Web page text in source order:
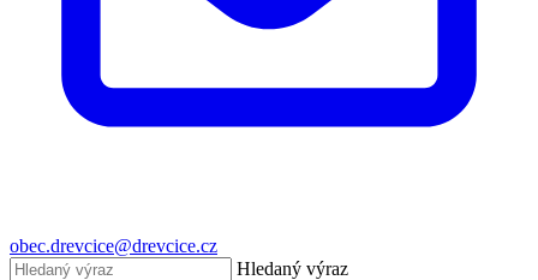
obec.drevcice@drevcice.cz
Hledaný výraz